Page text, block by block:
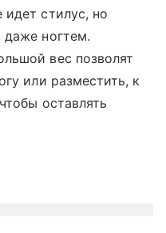
стилус, но
ногтем.
вес позволят
или разместить, к
оставлять